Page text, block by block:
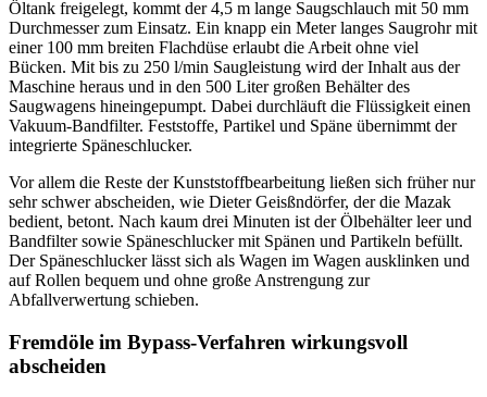
Öltank freigelegt, kommt der 4,5 m lange Saugschlauch mit 50 mm
Durchmesser zum Einsatz. Ein knapp ein Meter langes Saugrohr mit
einer 100 mm breiten Flachdüse erlaubt die Arbeit ohne viel
Bücken. Mit bis zu 250 l/min Saugleistung wird der Inhalt aus der
Maschine heraus und in den 500 Liter großen Behälter des
Saugwagens hineingepumpt. Dabei durchläuft die Flüssigkeit einen
­Vakuum-Bandfilter. Feststoffe, Partikel und Späne übernimmt der
integrierte Späneschlucker.
Vor allem die Reste der Kunststoffbearbeitung ließen sich früher nur
sehr schwer abscheiden, wie Dieter Geisßndörfer, der die Mazak
bedient, betont. Nach kaum drei Minuten ist der Ölbehälter leer und
Bandfilter sowie Späneschlucker mit Spänen und Partikeln befüllt.
Der Späneschlucker lässt sich als Wagen im Wagen ausklinken und
auf Rollen bequem und ohne große ­Anstrengung zur
Abfallverwertung ­schieben.
Fremdöle im Bypass-Verfahren wirkungsvoll
abscheiden